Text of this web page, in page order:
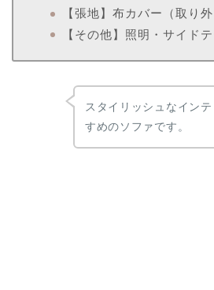
【張地】布カバー（取り外
【その他】照明・サイド
スタイリッシュなイン
すめのソファです。